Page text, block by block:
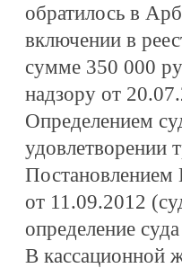
обратилось в
включении в
сумме 350 000
надзору от
Определением
удовлетворении
Постановлением
от 11.09.2012
определение
В кассационной